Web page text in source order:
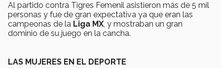
Al partido contra Tigres Femenil asistieron más de 5 mil
personas y fue de gran expectativa ya que eran las
campeonas de la Liga MX, y mostraban un gran
dominio de su juego en la cancha.
LAS MUJERES EN EL DEPORTE